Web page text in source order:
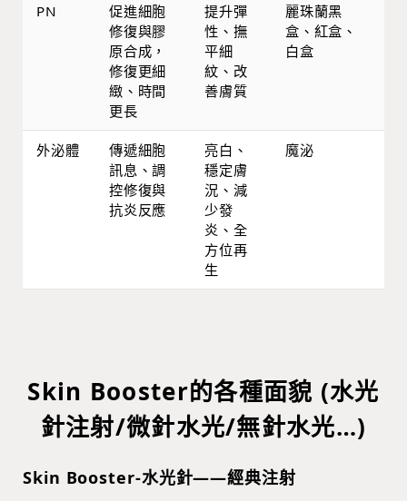
PN
促進細胞
修復與膠
原合成，
修復更細
緻、時間
更長
提升彈
性、撫
平細
紋、改
善膚質
麗珠蘭黑
盒、紅盒、
白盒
外泌體
傳遞細胞
訊息、調
控修復與
抗炎反應
亮白、
穩定膚
況、減
少發
炎、全
方位再
生
魔泌
Skin Booster的各種面貌 (水光
針注射/微針水光/無針水光…)
Skin Booster-水光針——經典注射